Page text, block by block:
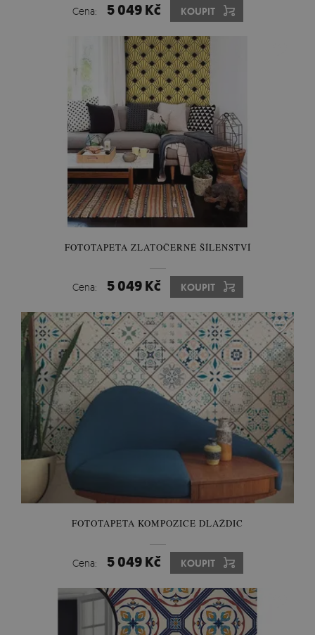
Cena: 5 049 Kč KOUPIT
FOTOTAPETA ZLATOČERNÉ ŠÍLENSTVÍ
Cena: 5 049 Kč KOUPIT
FOTOTAPETA KOMPOZICE DLAŽDIC
Cena: 5 049 Kč KOUPIT